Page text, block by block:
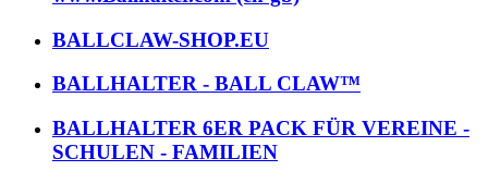
BALLCLAW-SHOP.EU
BALLHALTER - BALL CLAW™
BALLHALTER 6ER PACK FÜR VEREINE -
SCHULEN - FAMILIEN